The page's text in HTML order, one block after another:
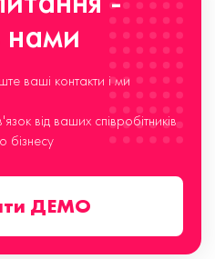
нами
ваші контакти і ми
від ваших співробітників
бізнесу
ДЕМО